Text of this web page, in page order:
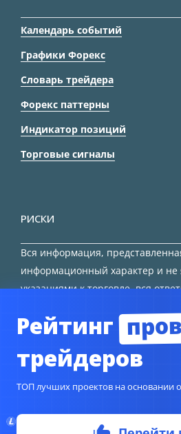
Календарь событий
Графики Форекс
Словарь трейдера
Форекс паттерны
Индикатор позиций
Торговые сигналы
РИСКИ
Вся информация,
информационный характер и не
указаниями к торговле, вся
© Copyright 2024
Рейтинг
трейдеров
ТОП лучших проектов на основании